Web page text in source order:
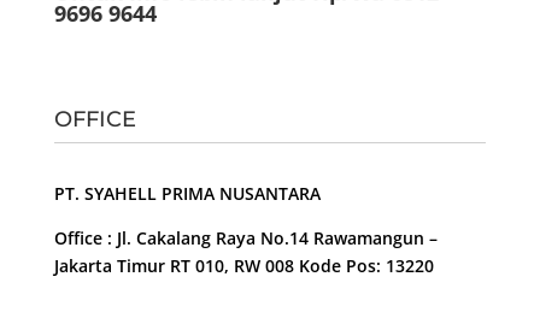
9696 9644
OFFICE
PT. SYAHELL PRIMA NUSANTARA
Office : Jl. Cakalang Raya No.14 Rawamangun –
Jakarta Timur RT 010, RW 008 Kode Pos: 13220